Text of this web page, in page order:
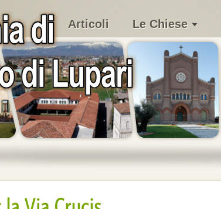
Articoli Le Chiese